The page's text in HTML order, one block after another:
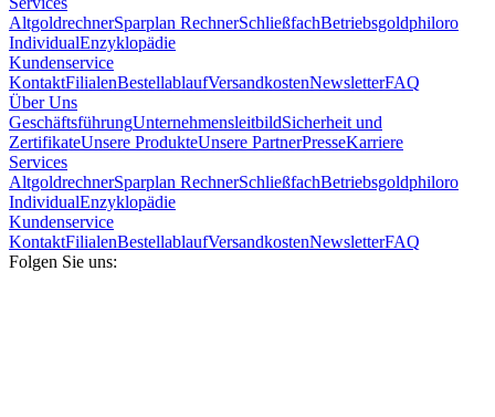
AltgoldrechnerSparplan RechnerSchließfachBetriebsgoldphiloro
IndividualEnzyklopädie
Kundenservice
KontaktFilialenBestellablaufVersandkostenNewsletterFAQ
Über Uns
GeschäftsführungUnternehmensleitbildSicherheit und
ZertifikateUnsere ProdukteUnsere PartnerPresseKarriere
Services
AltgoldrechnerSparplan RechnerSchließfachBetriebsgoldphiloro
IndividualEnzyklopädie
Kundenservice
KontaktFilialenBestellablaufVersandkostenNewsletterFAQ
Folgen Sie uns: